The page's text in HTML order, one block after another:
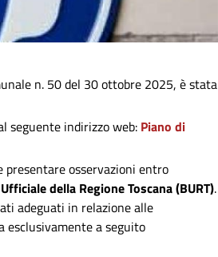
n. 50 del 30 ottobre 2025, è stata
seguente indirizzo web: Piano di
presentare osservazioni entro
della Regione Toscana (BURT).
adeguati in relazione alle
esclusivamente a seguito